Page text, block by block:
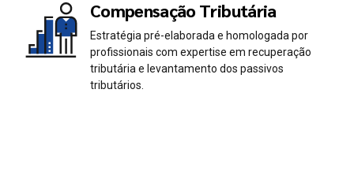
Compensação Tributária
Estratégia pré-elaborada e homologada por
profissionais com expertise em recuperação
tributária e levantamento dos passivos
tributários.
5
6
5
6